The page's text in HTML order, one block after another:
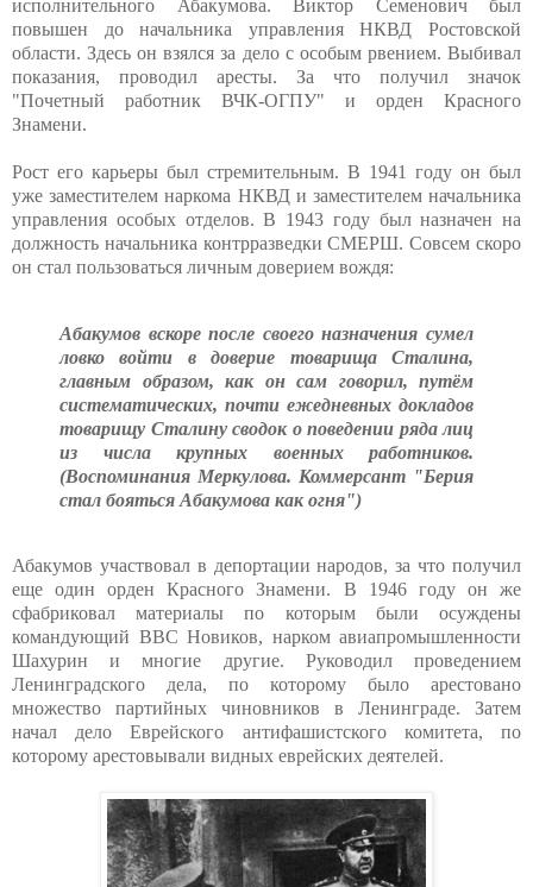
исполнительного Абакумова. Виктор Семенович был
повышен до начальника управления НКВД Ростовской
области. Здесь он взялся за дело с особым рвением. Выбивал
показания, проводил аресты. За что получил значок
"Почетный работник ВЧК-ОГПУ" и орден Красного
Знамени.
Рост его карьеры был стремительным. В 1941 году он был
уже заместителем наркома НКВД и заместителем начальника
управления особых отделов. В 1943 году был назначен на
должность начальника контрразведки СМЕРШ. Совсем скоро
он стал пользоваться личным доверием вождя:
Абакумов вскоре после своего назначения сумел
ловко войти в доверие товарища Сталина,
главным образом, как он сам говорил, путём
систематических, почти ежедневных докладов
товарищу Сталину сводок о поведении ряда лиц
из числа крупных военных работников.
(Воспоминания Меркулова. Коммерсант "Берия
стал бояться Абакумова как огня")
Абакумов участвовал в депортации народов, за что получил
еще один орден Красного Знамени. В 1946 году он же
сфабриковал материалы по которым были осуждены
командующий ВВС Новиков, нарком авиапромышленности
Шахурин и многие другие. Руководил проведением
Ленинградского дела, по которому было арестовано
множество партийных чиновников в Ленинграде. Затем
начал дело Еврейского антифашистского комитета, по
которому арестовывали видных еврейских деятелей.